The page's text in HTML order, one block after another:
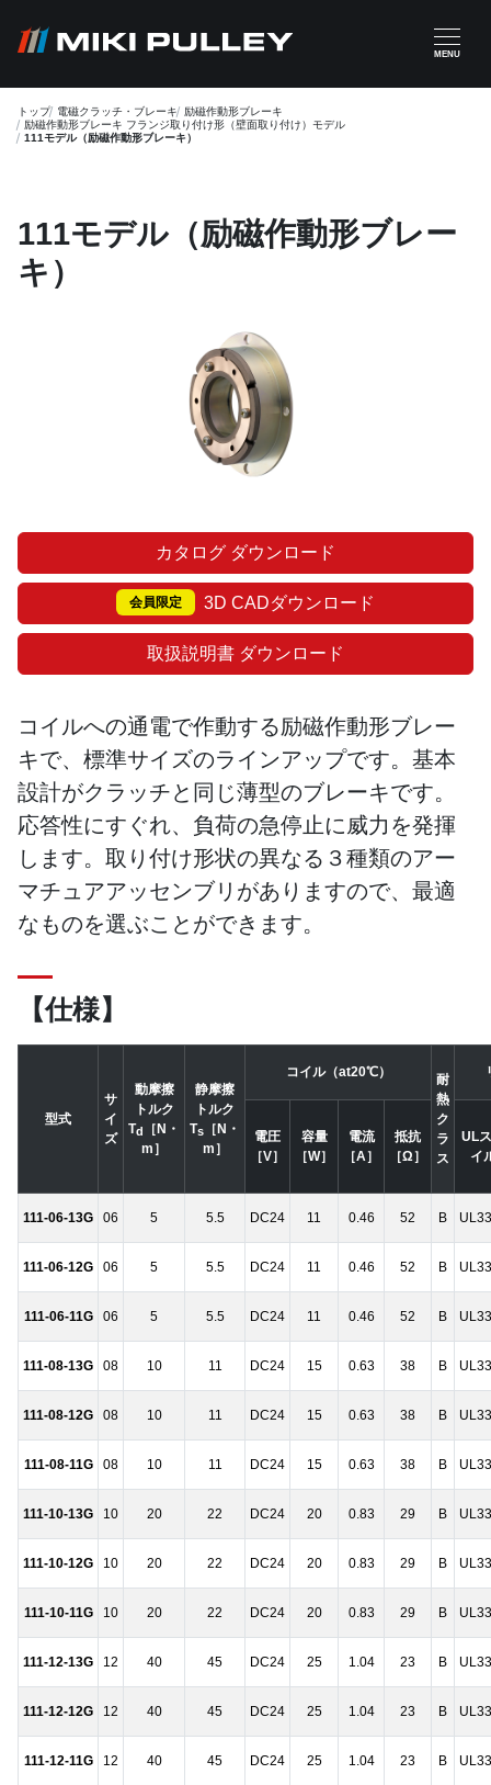
MENU
トップ 電磁クラッチ・ブレーキ
励磁作動形ブレーキ
励磁作動形ブレーキ フランジ取り付け形（壁面取り付け）モデル
111モデル（励磁作動形ブレーキ）
111モデル（励磁作動形ブレー
キ）
カタログ ダウンロード
会員限定 3D CADダウンロード
取扱説明書 ダウンロード
コイルへの通電で作動する励磁作動形ブレー
キで、標準サイズのラインアップです。基本
設計がクラッチと同じ薄型のブレーキです。
応答性にすぐれ、負荷の急停止に威力を発揮
します。取り付け形状の異なる３種類のアー
マチュアアッセンブリがありますので、最適
なものを選ぶことができます。
【仕様】
型式
サ
イ
ズ
動摩擦
トルク
Td
［N・
m］
静摩擦
トルク
Ts ［N・
m］
コイル（at20℃）
耐
熱
ク
ラ
ス
電圧
［V］
容量
［W］
電流
［A］
抵抗
［Ω］
UL
イ
111-06-13G 06 5 5.5 DC24 11 0.46 52 B
111-06-12G 06 5 5.5 DC24 11 0.46 52 B
111-06-11G 06 5 5.5 DC24 11 0.46 52 B
111-08-13G 08 10 11 DC24 15 0.63 38 B
111-08-12G 08 10 11 DC24 15 0.63 38 B
111-08-11G 08 10 11 DC24 15 0.63 38 B
111-10-13G 10 20 22 DC24 20 0.83 29 B
111-10-12G 10 20 22 DC24 20 0.83 29 B
111-10-11G 10 20 22 DC24 20 0.83 29 B
111-12-13G 12 40 45 DC24 25 1.04 23 B
111-12-12G 12 40 45 DC24 25 1.04 23 B
111-12-11G 12 40 45 DC24 25 1.04 23 B